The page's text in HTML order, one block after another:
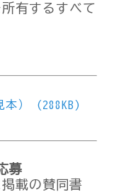
有するすべて
本） (288KB)
募
の賛同書